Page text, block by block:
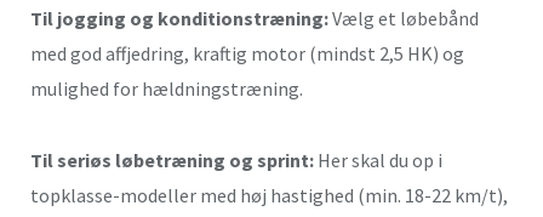
Til jogging og konditionstræning:Vælg et løbebånd
med god affjedring, kraftig motor (mindst 2,5 HK) og
mulighed for hældningstræning.
Til seriøs løbetræning og sprint: Her skal du op i
topklasse-modeller med høj hastighed (min. 18-22 km/t),